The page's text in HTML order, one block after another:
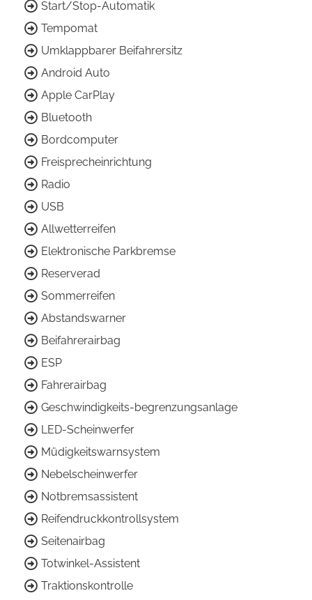
Start/Stop-Automatik
Tempomat
Umklappbarer Beifahrersitz
Android Auto
Apple CarPlay
Bluetooth
Bordcomputer
Freisprecheinrichtung
Radio
USB
Allwetterreifen
Elektronische Parkbremse
Reserverad
Sommerreifen
Abstandswarner
Beifahrerairbag
ESP
Fahrerairbag
Geschwindigkeits-begrenzungsanlage
LED-Scheinwerfer
Müdigkeitswarnsystem
Nebelscheinwerfer
Notbremsassistent
Reifendruckkontrollsystem
Seitenairbag
Totwinkel-Assistent
Traktionskontrolle